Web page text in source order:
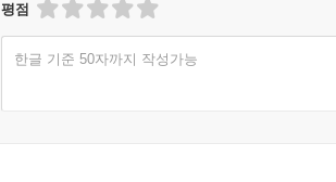
평점
한글 기준 50자까지 작성가능